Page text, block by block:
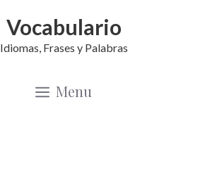
Vocabulario
Idiomas, Frases y Palabras
Menu